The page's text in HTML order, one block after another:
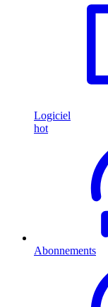
Logiciel
hot
Abonnements